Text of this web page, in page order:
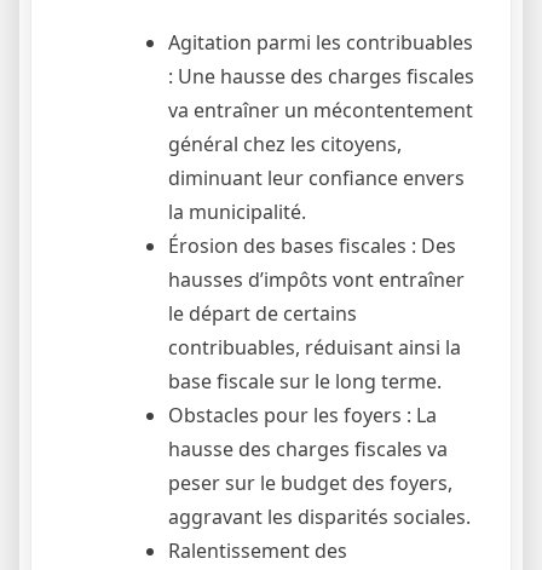
Agitation parmi les contribuables
: Une hausse des charges fiscales
va entraîner un mécontentement
général chez les citoyens,
diminuant leur confiance envers
la municipalité.
Érosion des bases fiscales : Des
hausses d’impôts vont entraîner
le départ de certains
contribuables, réduisant ainsi la
base fiscale sur le long terme.
Obstacles pour les foyers : La
hausse des charges fiscales va
peser sur le budget des foyers,
aggravant les disparités sociales.
Ralentissement des